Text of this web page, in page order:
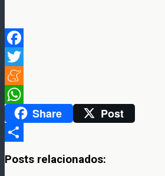
Facebook
Twitter
Meneame
WhatsAppShare Post
Posts relacionados: